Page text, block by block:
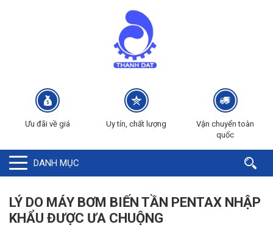
Ưu đãi về giá Uy tín, chất lượng
Vận chuyển toàn
quốc
DANH MỤC
LÝ DO MÁY BƠM BIẾN TẦN PENTAX NHẬP
KHẨU ĐƯỢC ƯA CHUỘNG